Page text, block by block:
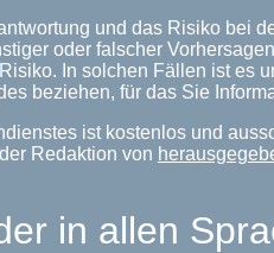
und das Risiko bei
oder falscher
In solchen Fällen ist es
beziehen, für das Sie
ist kostenlos und
Redaktion von
in allen